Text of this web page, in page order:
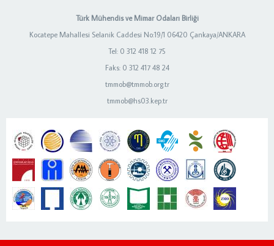
Türk Mühendis ve Mimar Odaları Birliği
Kocatepe Mahallesi Selanik Caddesi No:19/1 06420 Çankaya/ANKARA
Tel: 0 312 418 12 75
Faks: 0 312 417 48 24
tmmob@tmmob.org.tr
tmmob@hs03.kep.tr